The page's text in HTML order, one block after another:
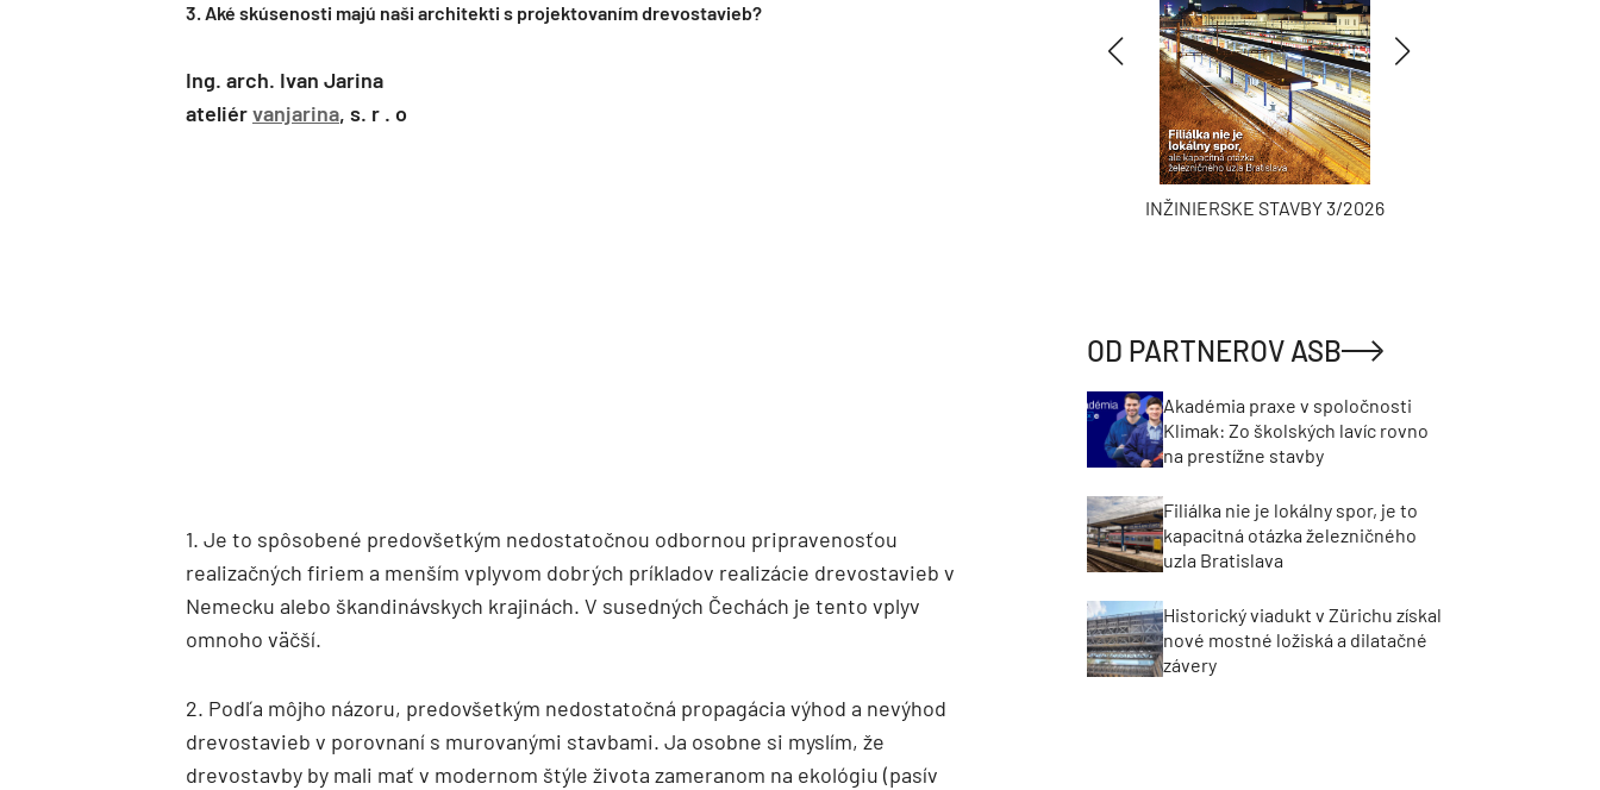
3. Aké skúsenosti majú naši architekti s projektovaním drevostavieb?
Ing. arch. Ivan Jarina
ateliérvanjarina, s. r . o
1. Je to spôsobené predovšetkým nedostatočnou odbornou pripravenosťou
realizačných firiem a menším vplyvom dobrých príkladov realizácie drevostavieb v
Nemecku alebo škandinávskych krajinách. V susedných Čechách je tento vplyv
omnoho väčší.
2. Podľa môjho názoru, predovšetkým nedostatočná propagácia výhod a nevýhod
drevostavieb v porovnaní s murovanými stavbami. Ja osobne si myslím, že
drevostavby by mali mať v modernom štýle života zameranom na ekológiu (pasív
INŽINIERSKE STAVBY 3/2026
OD PARTNEROV ASB
Akadémia praxe v spoločnosti
Klimak: Zo školských lavíc rovno
na prestížne stavby
Filiálka nie je lokálny spor, je to
kapacitná otázka železničného
uzla Bratislava
Historický viadukt v Zürichu získal
nové mostné ložiská a dilatačné
závery